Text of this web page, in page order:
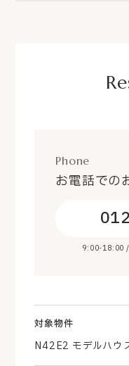
Phone
お電話での
9:00-18:00 /
対象物件
N42E2 モデルハウ